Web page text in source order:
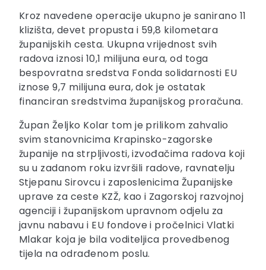
Kroz navedene operacije ukupno je sanirano 11
klizišta, devet propusta i 59,8 kilometara
županijskih cesta. Ukupna vrijednost svih
radova iznosi 10,1 milijuna eura, od toga
bespovratna sredstva Fonda solidarnosti EU
iznose 9,7 milijuna eura, dok je ostatak
financiran sredstvima županijskog proračuna.
Župan Željko Kolar tom je prilikom zahvalio
svim stanovnicima Krapinsko-zagorske
županije na strpljivosti, izvođačima radova koji
su u zadanom roku izvršili radove, ravnatelju
Stjepanu Sirovcu i zaposlenicima Županijske
uprave za ceste KZŽ, kao i Zagorskoj razvojnoj
agenciji i županijskom upravnom odjelu za
javnu nabavu i EU fondove i pročelnici Vlatki
Mlakar koja je bila voditeljica provedbenog
tijela na odrađenom poslu.